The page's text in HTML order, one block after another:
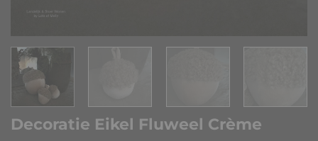
Decoratie Eikel Fluweel Crème